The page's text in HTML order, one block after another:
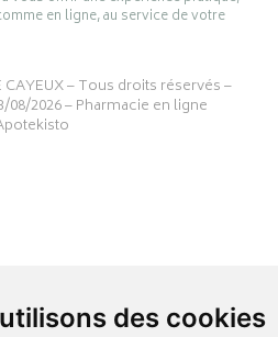
des cookies
en ligne, au service de votre
CAYEUX– Tous droits réservés –
08/2026 –Pharmacie en ligne